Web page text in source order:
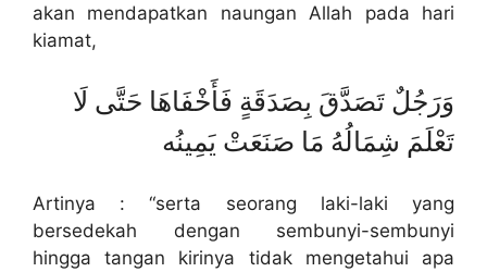
akan mendapatkan naungan Allah pada hari
kiamat,
وَرَجُلٌ تَصَدَّقَ بِصَدَقَةٍ فَأَخْفَاهَا حَتَّى لَا
تَعْلَمَ شِمَالُهُ مَا صَنَعَتْ يَمِينُه
Artinya : “serta seorang laki-laki yang
bersedekah dengan sembunyi-sembunyi
hingga tangan kirinya tidak mengetahui apa